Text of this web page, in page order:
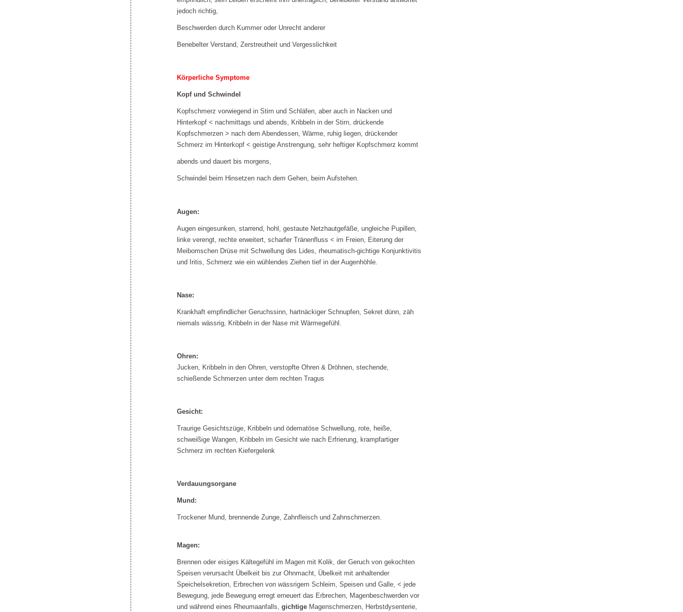
jedoch richtig,
Beschwerden durch Kummer oder Unrecht anderer
Benebelter Verstand, Zerstreutheit und Vergesslichkeit
Körperliche Symptome
Kopf und Schwindel
Kopfschmerz vorwiegend in Stirn und Schläfen, aber auch in Nacken und
Hinterkopf < nachmittags und abends, Kribbeln in der Stirn, drückende
Kopfschmerzen > nach dem Abendessen, Wärme, ruhig liegen, drückender
Schmerz im Hinterkopf < geistige Anstrengung, sehr heftiger Kopfschmerz kommt
abends und dauert bis morgens,
Schwindel beim Hinsetzen nach dem Gehen, beim Aufstehen.
Augen:
Augen eingesunken, starrend, hohl, gestaute Netzhautgefäße, ungleiche Pupillen,
linke verengt, rechte erweitert, scharfer Tränenfluss < im Freien, Eiterung der
Meibomschen Drüse mit Schwellung des Lides, rheumatisch-gichtige Konjunktivitis
und Iritis, Schmerz wie ein wühlendes Ziehen tief in der Augenhöhle.
Nase:
Krankhaft empfindlicher Geruchssinn, hartnäckiger Schnupfen, Sekret dünn, zäh
niemals wässrig, Kribbeln in der Nase mit Wärmegefühl.
Ohren:
Jucken, Kribbeln in den Ohren, verstopfte Ohren & Dröhnen, stechende,
schießende Schmerzen unter dem rechten Tragus
Gesicht:
Traurige Gesichtszüge, Kribbeln und ödematöse Schwellung, rote, heiße,
schweißige Wangen, Kribbeln im Gesicht wie nach Erfrierung, krampfartiger
Schmerz im rechten Kiefergelenk
Verdauungsorgane
Mund:
Trockener Mund, brennende Zunge, Zahnfleisch und Zahnschmerzen.
Magen:
Brennen oder eisiges Kältegefühl im Magen mit Kolik, der Geruch von gekochten
Speisen verursacht Übelkeit bis zur Ohnmacht, Übelkeit mit anhaltender
Speichelsekretion, Erbrechen von wässrigem Schleim, Speisen und Galle, < jede
Bewegung, jede Bewegung erregt erneuert das Erbrechen, Magenbeschwerden vor
und während eines Rheumaanfalls, gichtige Magenschmerzen, Herbstdysenterie,